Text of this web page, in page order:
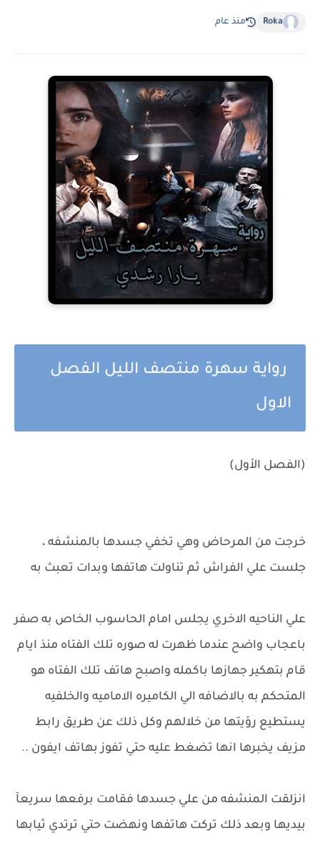
Roka منذ عام
رواية سهرة منتصف الليل الفصل
الاول
(الفصل الأول)
خرجت من المرحاض وهي تخفي جسدها بالمنشفه ،
جلست علي الفراش ثم تناولت هاتفها وبدات تعبث به
علي الناحيه الاخري يجلس امام الحاسوب الخاص به صفر
باعجاب واضح عندما ظهرت له صوره تلك الفتاه منذ ايام
قام بتهكير جهازها باكمله واصبح هاتف تلك الفتاه هو
المتحكم به بالاضافه الي الكاميره الاماميه والخلفيه
يستطيع رؤيتها من خلالهم وكل ذلك عن طريق رابط
مزيف يخبرها انها تضغط عليه حتي تفوز بهاتف ايفون ..
انزلقت المنشفه من علي جسدها فقامت برفعها سريعآ
بيديها وبعد ذلك تركت هاتفها ونهضت حتي ترتدي ثيابها